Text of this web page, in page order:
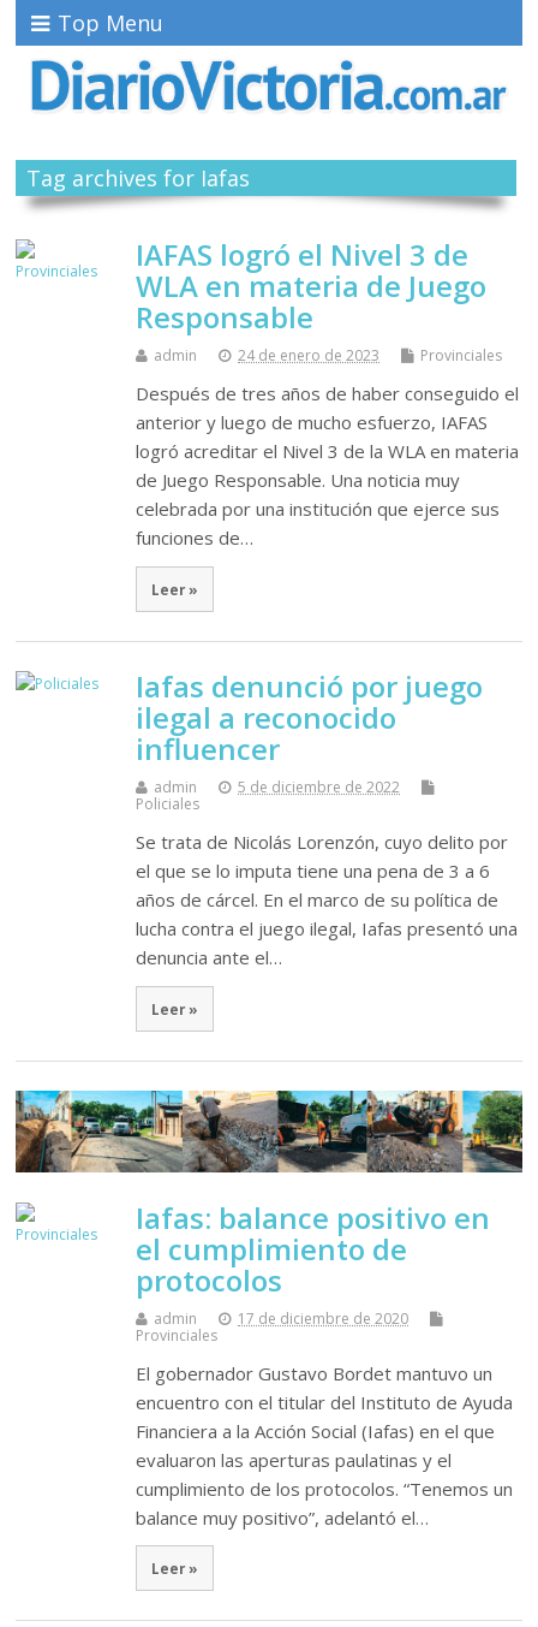
Top Menu
Tag archives for Iafas
IAFAS logró el Nivel 3 de
WLA en materia de Juego
Responsable
admin 24 de enero de 2023 Provinciales
Después de tres años de haber conseguido el
anterior y luego de mucho esfuerzo, IAFAS
logró acreditar el Nivel 3 de la WLA en materia
de Juego Responsable. Una noticia muy
celebrada por una institución que ejerce sus
funciones de…
Leer »
Iafas denunció por juego
ilegal a reconocido
influencer
admin
5 de diciembre de 2022
Policiales
Se trata de Nicolás Lorenzón, cuyo delito por
el que se lo imputa tiene una pena de 3 a 6
años de cárcel. En el marco de su política de
lucha contra el juego ilegal, Iafas presentó una
denuncia ante el…
Leer »
Iafas: balance positivo en
el cumplimiento de
protocolos
admin
17 de diciembre de 2020
Provinciales
El gobernador Gustavo Bordet mantuvo un
encuentro con el titular del Instituto de Ayuda
Financiera a la Acción Social (Iafas) en el que
evaluaron las aperturas paulatinas y el
cumplimiento de los protocolos. “Tenemos un
balance muy positivo”, adelantó el…
Leer »